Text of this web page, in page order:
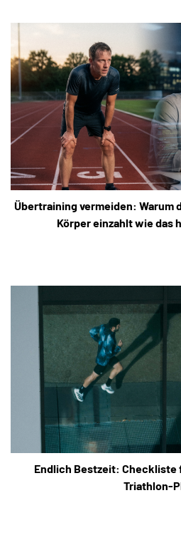
Übertraining vermeiden: Warum
Körper einzahlt wie das
Endlich Bestzeit:
Triathlon-